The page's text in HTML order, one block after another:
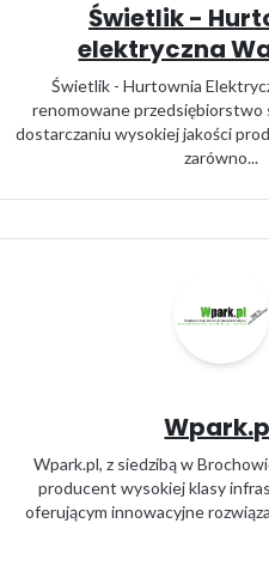
Świetlik -
elektryczna
Świetlik - Hurtownia
renomowane przedsiębiorstwo
dostarczaniu wysokiej jakości
zarówno...
Wpark.pl, z siedzibą w
producent wysokiej klasy
oferującym innowacyjne